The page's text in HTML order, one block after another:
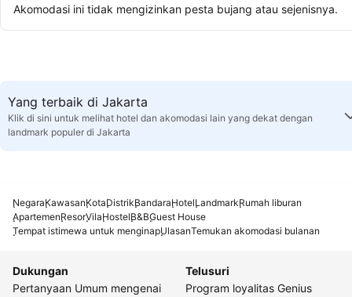
Akomodasi ini tidak mengizinkan pesta bujang atau sejenisnya.
Yang terbaik di Jakarta
Klik di sini untuk melihat hotel dan akomodasi lain yang dekat dengan
landmark populer di Jakarta
NegaraKawasanKotaDistrikBandaraHotelLandmarkRumah liburan
ApartemenResorVilaHostelB&BGuest House
Tempat istimewa untuk menginapUlasanTemukan akomodasi bulanan
Dukungan
Pertanyaan Umum mengenai
Telusuri
Program loyalitas Genius